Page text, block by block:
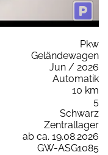
Pkw
Geländewagen
Jun / 2026
Automatik
10 km
5
Schwarz
Zentrallager
ab ca. 19.08.2026
GW-ASG1085